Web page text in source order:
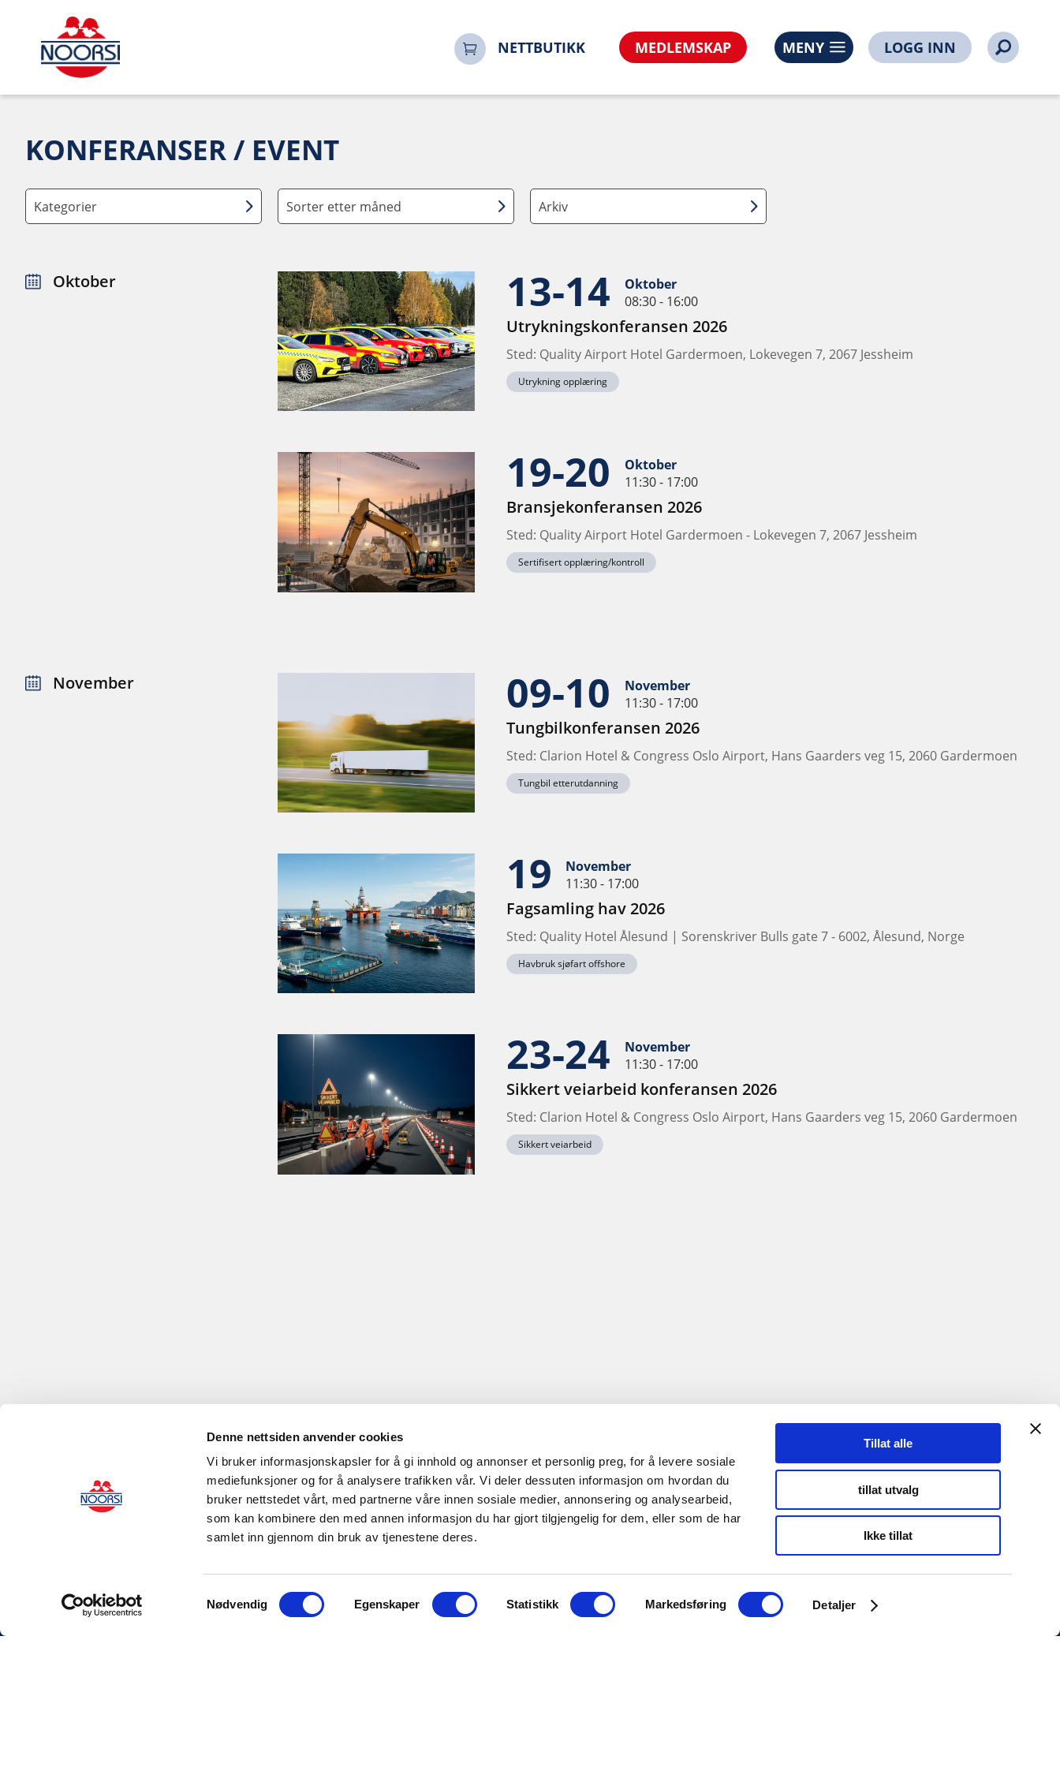
Denne nettsiden anvender cookies
Vi bruker informasjonskapsler for å gi innhold og annonser et personlig preg, for å levere sosiale
mediefunksjoner og for å analysere trafikken vår. Vi deler dessuten informasjon om hvordan du
bruker nettstedet vårt, med partnerne våre innen sosiale medier, annonsering og analysearbeid,
som kan kombinere den med annen informasjon du har gjort tilgjengelig for dem, eller som de har
samlet inn gjennom din bruk av tjenestene deres.
Samtykkevalg
Nødvendig Egenskaper Statistikk Markedsføring Detaljer
Tillat alle
tillat utvalg
Ikke tillat
NETTBUTIKK MEDLEMSKAP MENY LOGG INN
KONFERANSER / EVENT
Kategorier Sorter etter måned Arkiv
Oktober 13-14
Oktober
08:30 - 16:00
Utrykningskonferansen 2026
Sted: Quality Airport Hotel Gardermoen, Lokevegen 7, 2067 Jessheim
Utrykning opplæring
19-20
Oktober
11:30 - 17:00
Bransjekonferansen 2026
Sted: Quality Airport Hotel Gardermoen - Lokevegen 7, 2067 Jessheim
Sertifisert opplæring/kontroll
November 09-10
November
11:30 - 17:00
Tungbilkonferansen 2026
Sted: Clarion Hotel & Congress Oslo Airport, Hans Gaarders veg 15, 2060 Gardermoen
Tungbil etterutdanning
19
November
11:30 - 17:00
Fagsamling hav 2026
Sted: Quality Hotel Ålesund | Sorenskriver Bulls gate 7 - 6002, Ålesund, Norge
Havbruk sjøfart offshore
23-24
November
11:30 - 17:00
Sikkert veiarbeid konferansen 2026
Sted: Clarion Hotel & Congress Oslo Airport, Hans Gaarders veg 15, 2060 Gardermoen
Sikkert veiarbeid
KONTAKT OSS